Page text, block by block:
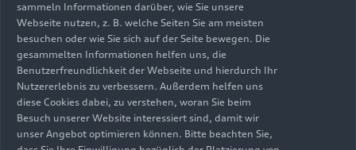
Leergewicht ohne Fahrer / mit Fahrer / Zul.
Gesamtgewicht in kg
2200 / 2275 / 2815
Datenblatt
Technische Daten und Kennwerte: Q6
sammeln Informationen darüber, wie Sie unsere
Webseite nutzen, z. B. welche Seiten Sie am meisten
besuchen oder wie Sie sich auf der Seite bewegen. Die
gesammelten Informationen helfen uns, die
Benutzerfreundlichkeit der Webseite und hierdurch Ihr
Nutzererlebnis zu verbessern. Außerdem helfen uns
diese Cookies dabei, zu verstehen, woran Sie beim
Besuch unserer Website interessiert sind, damit wir
unser Angebot optimieren können. Bitte beachten Sie,